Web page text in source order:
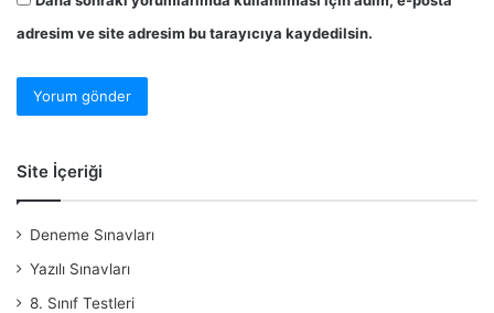
adresim ve site adresim bu tarayıcıya kaydedilsin.
Site İçeriği
Deneme Sınavları
Yazılı Sınavları
8. Sınıf Testleri